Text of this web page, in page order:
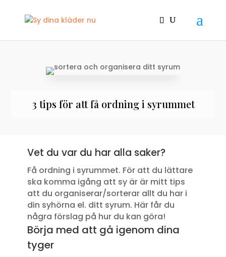
3 tips för att få ordning i syrummet
Vet du var du har alla saker?
Få ordning i syrummet. För att du lättare
ska komma igång att sy är är mitt tips
att du organiserar/sorterar allt du har i
din syhörna el. ditt syrum. Här får du
några förslag på hur du kan göra!
Börja med att gå igenom dina
tyger